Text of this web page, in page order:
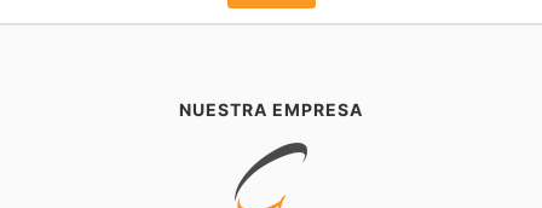
NUESTRA EMPRESA